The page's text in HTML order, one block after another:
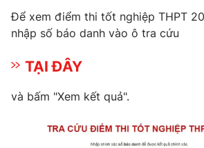
Thế giới đó đây
Câu chuyện quốc tế
Tài chính
Dữ liệu và đời sống
Truyền hình
Hậu trường
Để xem điểm thi tốt nghiệp THPT
nhập số báo danh vào ô tra cứu
TẠI ĐÂY
và bấm "Xem kết quả".